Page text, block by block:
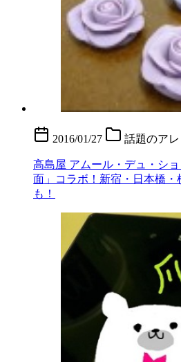
2016/01/27 話題のアレ
高島屋 アムール・デュ・シ
面」コラボ！新宿・日本橋・
も！